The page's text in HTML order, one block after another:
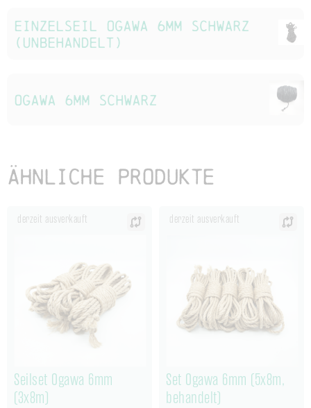
Einzelseil Ogawa 6mm schwarz
(unbehandelt)
Ogawa 6mm schwarz
Ähnliche Produkte
derzeit ausverkauft
Seilset Ogawa 6mm
(3x8m)
derzeit ausverkauft
Set Ogawa 6mm (5x8m,
behandelt)